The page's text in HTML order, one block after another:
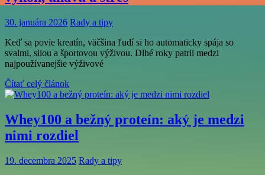
30. januára 2026 Rady a tipy
Keď sa povie kreatín, väčšina ľudí si ho automaticky spája so
svalmi, silou a športovou výživou. Dlhé roky patril medzi
najpoužívanejšie výživové
Čítať celý článok
Whey100 a bežný proteín: aký je medzi
nimi rozdiel
19. decembra 2025 Rady a tipy